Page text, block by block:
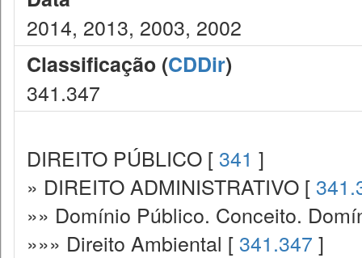
2014, 2013, 2003, 2002
Classificação (CDDir)
341.347
DIREITO PÚBLICO [ 341 ]
» DIREITO ADMINISTRATIVO [
»» Domínio Público. Conceito.
»»» Direito Ambiental [ 341.347 ]